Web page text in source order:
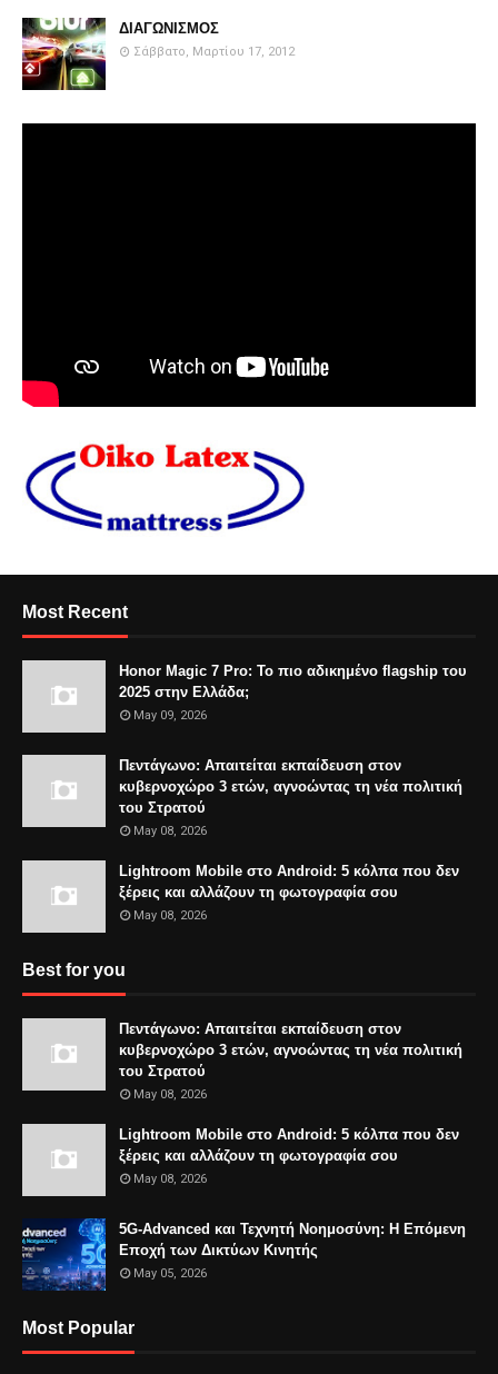
ΔΙΑΓΩΝΙΣΜΟΣ
Σάββατο, Μαρτίου 17, 2012
Most Recent
Honor Magic 7 Pro: Το πιο αδικημένο flagship του
2025 στην Ελλάδα;
May 09, 2026
Πεντάγωνο: Απαιτείται εκπαίδευση στον
κυβερνοχώρο 3 ετών, αγνοώντας τη νέα πολιτική
του Στρατού
May 08, 2026
Lightroom Mobile στο Android: 5 κόλπα που δεν
ξέρεις και αλλάζουν τη φωτογραφία σου
May 08, 2026
Best for you
Πεντάγωνο: Απαιτείται εκπαίδευση στον
κυβερνοχώρο 3 ετών, αγνοώντας τη νέα πολιτική
του Στρατού
May 08, 2026
Lightroom Mobile στο Android: 5 κόλπα που δεν
ξέρεις και αλλάζουν τη φωτογραφία σου
May 08, 2026
5G-Advanced και Τεχνητή Νοημοσύνη: Η Επόμενη
Εποχή των Δικτύων Κινητής
May 05, 2026
Most Popular